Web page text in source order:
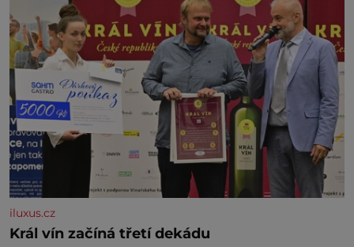
iluxus.cz
Král vín začíná třetí dekádu